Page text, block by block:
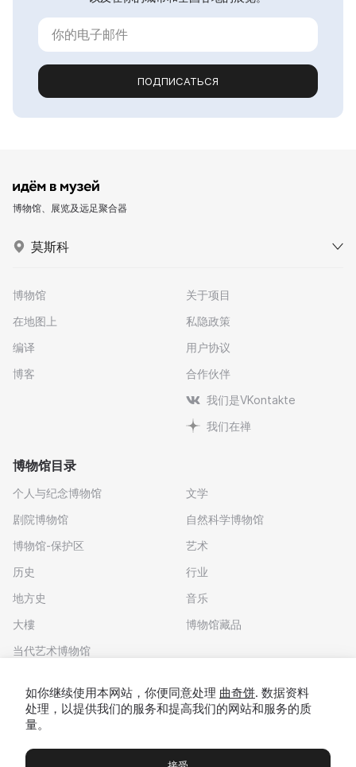
ПОДПИСАТЬСЯ
博物馆、展览及远足聚合器
莫斯科
博物馆
在地图上
编译
博客
关于项目
私隐政策
用户协议
合作伙伴
我们是VKontakte
我们在禅
博物馆目录
个人与纪念博物馆
剧院博物馆
博物馆-保护区
历史
地方史
大樓
当代艺术博物馆
文学
自然科学博物馆
艺术
行业
音乐
博物馆藏品
如你继续使用本网站，你便同意处理 曲奇饼. 数据资料
处理，以提供我们的服务和提高我们的网站和服务的质
量。